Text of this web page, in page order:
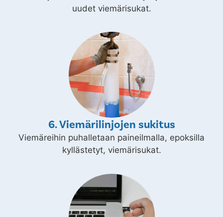
uudet viemärisukat.
6. Viemärilinjojen sukitus
Viemäreihin puhalletaan paineilmalla, epoksilla
kyllästetyt, viemärisukat.